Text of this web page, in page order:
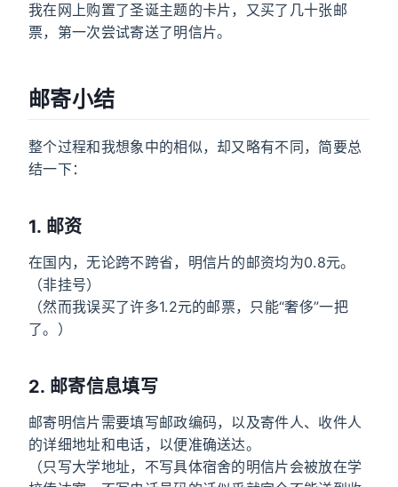
我在网上购置了圣诞主题的卡片，又买了几十张邮
票，第一次尝试寄送了明信片。
邮寄小结
整个过程和我想象中的相似，却又略有不同，简要总
结一下：
1. 邮资
在国内，无论跨不跨省，明信片的邮资均为0.8元。
（非挂号）
（然而我误买了许多1.2元的邮票，只能“奢侈”一把
了。）
2. 邮寄信息填写
邮寄明信片需要填写邮政编码，以及寄件人、收件人
的详细地址和电话，以便准确送达。
（只写大学地址，不写具体宿舍的明信片会被放在学